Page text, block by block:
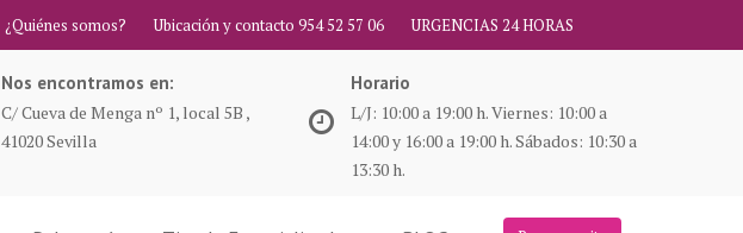
¿Quiénes somos? Ubicación y contacto 954 52 57 06 URGENCIAS 24 HORAS
Nos encontramos en:
C/ Cueva de Menga nº 1, local 5B ,
41020 Sevilla
Horario
L/J: 10:00 a 19:00 h. Viernes: 10:00 a
14:00 y 16:00 a 19:00 h. Sábados: 10:30 a
13:30 h.